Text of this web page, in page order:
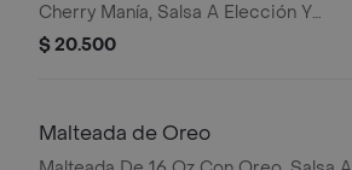
Cherry Manía, Salsa A Elección Y
Chips De Chocolate.
$ 20.500
Malteada de Oreo